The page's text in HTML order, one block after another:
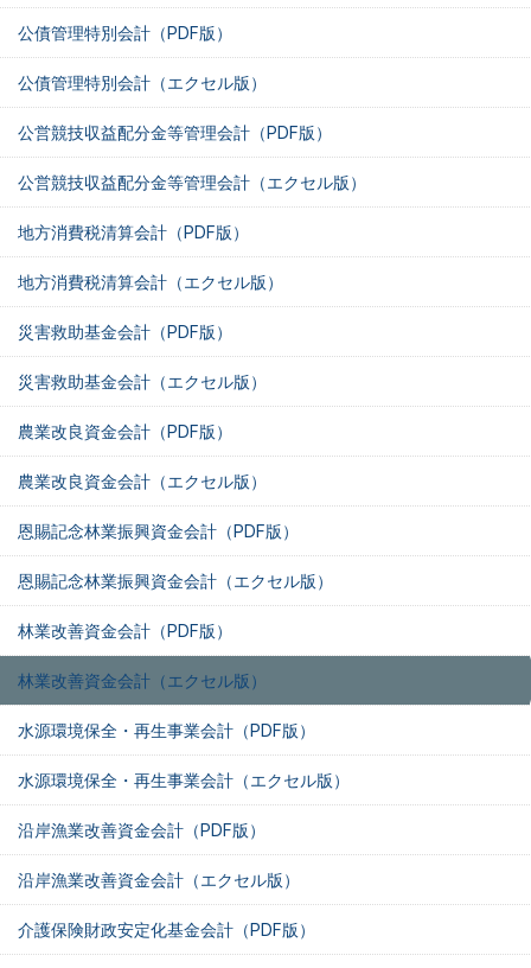
公債管理特別会計（PDF版）
公債管理特別会計（エクセル版）
公営競技収益配分金等管理会計（PDF版）
公営競技収益配分金等管理会計（エクセル版）
地方消費税清算会計（PDF版）
地方消費税清算会計（エクセル版）
災害救助基金会計（PDF版）
災害救助基金会計（エクセル版）
農業改良資金会計（PDF版）
農業改良資金会計（エクセル版）
恩賜記念林業振興資金会計（PDF版）
恩賜記念林業振興資金会計（エクセル版）
林業改善資金会計（PDF版）
林業改善資金会計（エクセル版）
水源環境保全・再生事業会計（PDF版）
水源環境保全・再生事業会計（エクセル版）
沿岸漁業改善資金会計（PDF版）
沿岸漁業改善資金会計（エクセル版）
介護保険財政安定化基金会計（PDF版）